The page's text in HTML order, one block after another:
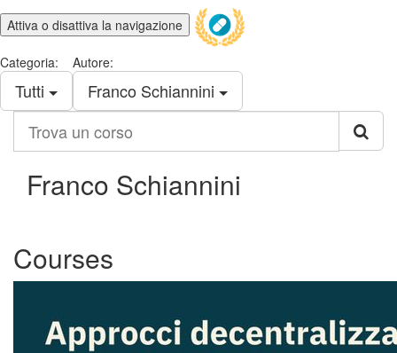
Attiva o disattiva la navigazione
Categoria:
Tutti
Autore:
Franco Schiannini
corso
Franco Schiannini
Courses